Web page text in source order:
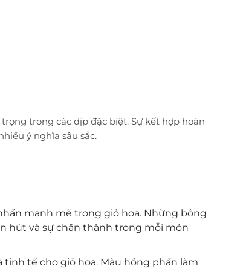
trong các dịp đặc biệt. Sự kết hợp hoàn
ý nghĩa sâu sắc.
mạnh mẽ trong giỏ hoa. Những bông
hút và sự chân thành trong mỗi món
tế cho giỏ hoa. Màu hồng phấn làm